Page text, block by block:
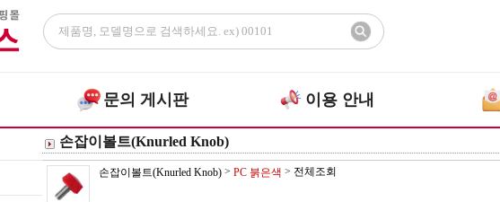
문의 게시판 이용 안내
손잡이볼트(Knurled Knob)
손잡이볼트(Knurled Knob) > PC 붉은색 > 전체조회